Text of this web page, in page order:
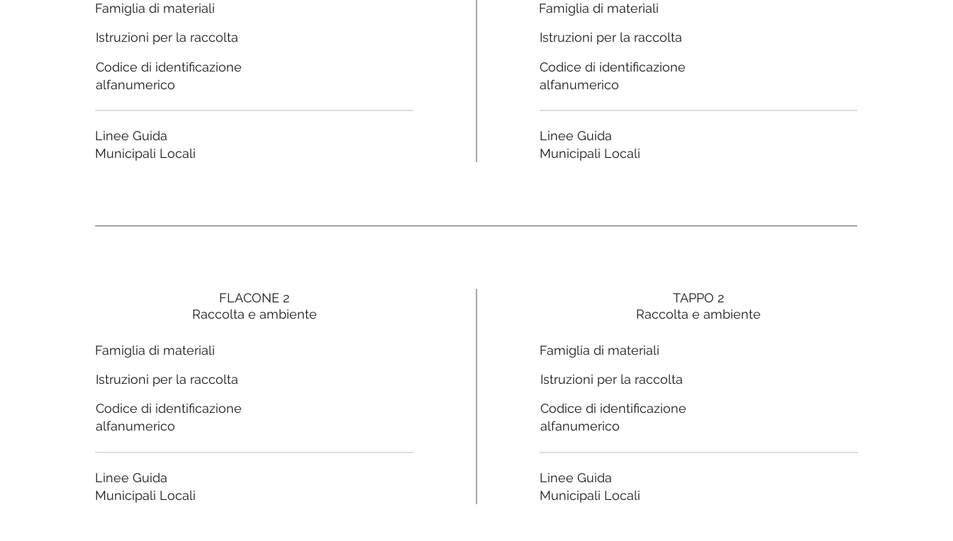
Famiglia di materiali
Istruzioni per la raccolta
Codice di identificazione
alfanumerico
Linee Guida
Municipali Locali
FLACONE 2
Raccolta e ambiente
Famiglia di materiali
Istruzioni per la raccolta
Codice di identificazione
alfanumerico
Linee Guida
Municipali Locali
Famiglia di materiali
Istruzioni per la raccolta
Codice di identificazione
alfanumerico
Linee Guida
Municipali Locali
TAPPO 2
Raccolta e ambiente
Famiglia di materiali
Istruzioni per la raccolta
Codice di identificazione
alfanumerico
Linee Guida
Municipali Locali